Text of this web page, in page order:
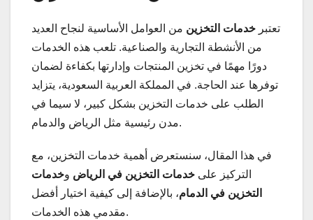
تعتبر خدمات التخزين من العوامل الأساسية لنجاح العديد
من الأنشطة التجارية والصناعية. تلعب هذه الخدمات
دورًا مهمًا في تخزين المنتجات وإدارتها بكفاءة لضمان
توفرها عند الحاجة. في المملكة العربية السعودية، يتزايد
الطلب على خدمات التخزين بشكل كبير، لا سيما في
مدن رئيسية مثل الرياض والدمام.
في هذا المقال، سنستعرض أهمية خدمات التخزين، مع
التركيز على خدمات التخزين في الرياض وخدمات
التخزين في الدمام، بالإضافة إلى كيفية اختيار أفضل
مقدمي هذه الخدمات.